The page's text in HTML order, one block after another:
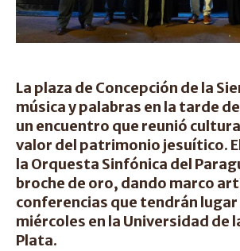
La plaza de Concepción de la
música y palabras en la tarde
un encuentro que reunió
valor del patrimonio jesuítico.
la Orquesta Sinfónica del
broche de oro, dando marco
conferencias que tendrán lugar
miércoles en la Universidad de
Plata.